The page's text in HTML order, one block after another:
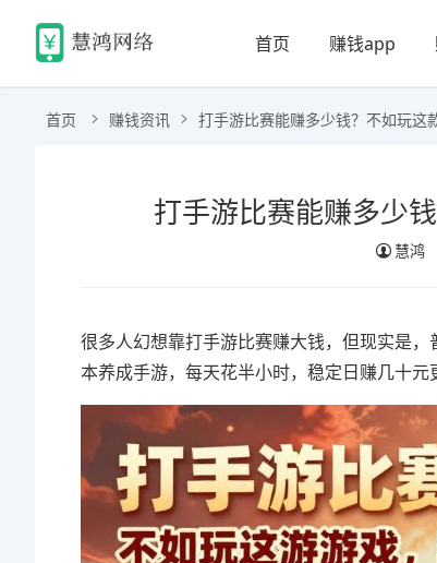
首页 赚钱app
首页 赚钱资讯 打手游比赛能赚多少钱？不如玩这
打手游比赛能赚多少
慧鸿
很多人幻想靠打手游比赛赚大钱，但现实是
本养成手游，每天花半小时，稳定日赚几十元